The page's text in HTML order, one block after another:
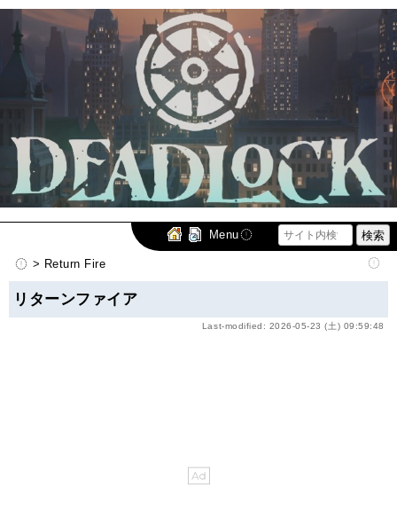
Menu
> Return Fire
リターンファイア
Last-modified: 2026-05-23 (土) 09:59:48